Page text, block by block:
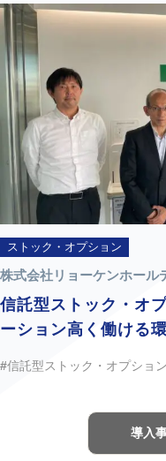
ストック・オプション
株式会社リョーケンホール
信託型ストック・オ
ーション高く働ける
#信託型ストック・オプション
導入